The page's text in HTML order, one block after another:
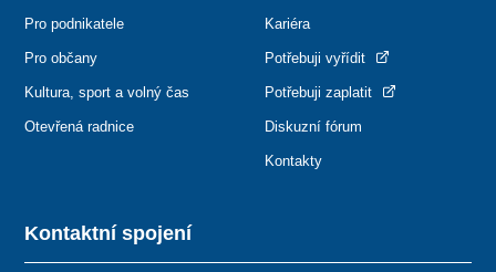
Kontaktní spojení
Pro podnikatele
Pro občany
Kultura, sport a volný čas
Otevřená radnice
Kariéra
Potřebuji vyřídit
Potřebuji zaplatit
Diskuzní fórum
Kontakty